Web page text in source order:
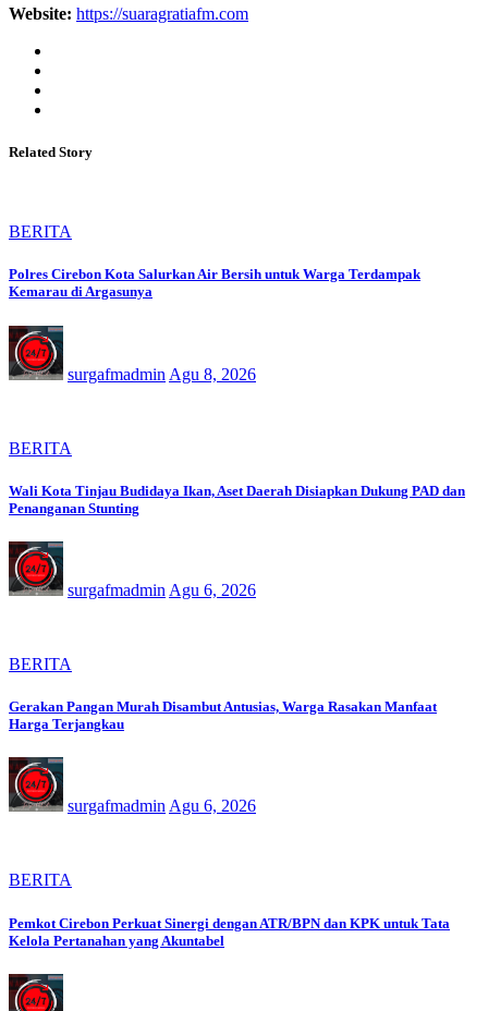
Website: https://suaragratiafm.com
Related Story
BERITA
Polres Cirebon Kota Salurkan Air Bersih untuk Warga Terdampak
Kemarau di Argasunya
surgafmadmin Agu 8, 2026
BERITA
Wali Kota Tinjau Budidaya Ikan, Aset Daerah Disiapkan Dukung PAD dan
Penanganan Stunting
surgafmadmin Agu 6, 2026
BERITA
Gerakan Pangan Murah Disambut Antusias, Warga Rasakan Manfaat
Harga Terjangkau
surgafmadmin Agu 6, 2026
BERITA
Pemkot Cirebon Perkuat Sinergi dengan ATR/BPN dan KPK untuk Tata
Kelola Pertanahan yang Akuntabel